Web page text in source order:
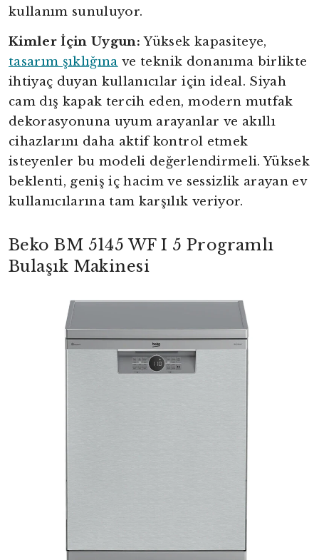
kullanım sunuluyor.
Kimler İçin Uygun:Yüksek kapasiteye,
tasarım şıklığına ve teknik donanıma birlikte
ihtiyaç duyan kullanıcılar için ideal. Siyah
cam dış kapak tercih eden, modern mutfak
dekorasyonuna uyum arayanlar ve akıllı
cihazlarını daha aktif kontrol etmek
isteyenler bu modeli değerlendirmeli. Yüksek
beklenti, geniş iç hacim ve sessizlik arayan ev
kullanıcılarına tam karşılık veriyor.
Beko BM 5145 WF I 5 Programlı
Bulaşık Makinesi